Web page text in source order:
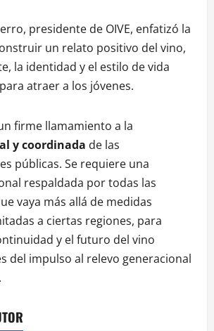
presidente de OIVE, enfatizó la
un relato positivo del vino,
la identidad y el estilo de vida
atraer a los jóvenes.
firme llamamiento a la
y coordinada de las
públicas. Se requiere una
respaldada por todas las
vaya más allá de medidas
a ciertas regiones, para
y el futuro del vino
del impulso al relevo generacional